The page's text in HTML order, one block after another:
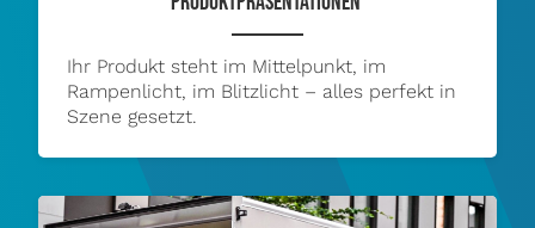
Ihr Produkt steht im Mittelpunkt, im
Rampenlicht, im Blitzlicht – alles perfekt in
Szene gesetzt.